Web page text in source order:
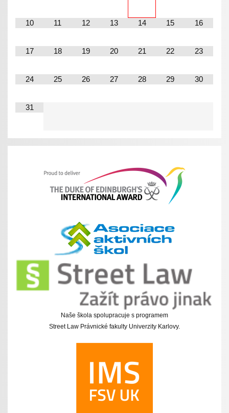
10 11 12 13 14 15 16
17 18 19 20 21 22 23
24 25 26 27 28 29 30
31
Naše škola spolupracuje s programem
Street Law Právnické fakulty Univerzity Karlovy.